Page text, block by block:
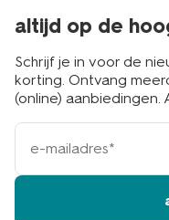
altijd op de
Schrijf je in voor de
korting. Ontvang
(online) aanbiedingen.
e-
mailadres